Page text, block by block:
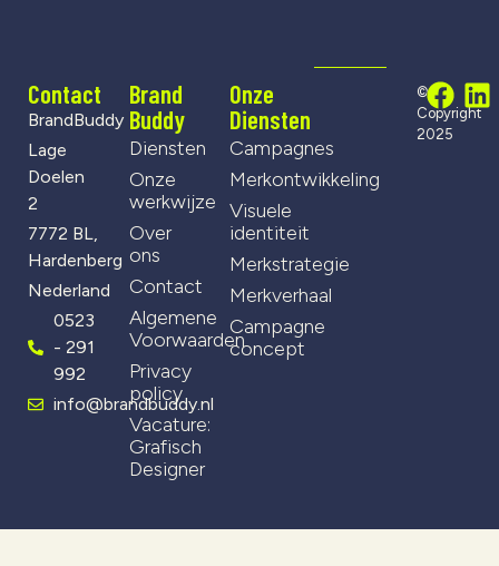
Contact
BrandBuddy
Lage
Doelen
2
7772 BL,
Hardenberg
Nederland
0523
- 291
992
info@brandbuddy.nl
Brand
Buddy
Diensten
Onze
werkwijze
Over
ons
Contact
Algemene
Voorwaarden
Privacy
policy
Vacature:
Grafisch
Designer
Onze
Diensten
Campagnes
Merkontwikkeling
Visuele
identiteit
Merkstrategie
Merkverhaal
Campagne
concept
©
Copyright
2025